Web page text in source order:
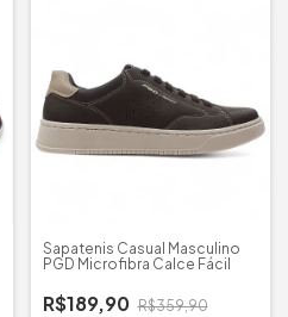
Sapatenis Casual Masculino
PGD Microfibra Calce Fácil
R$189,90 R$359,90